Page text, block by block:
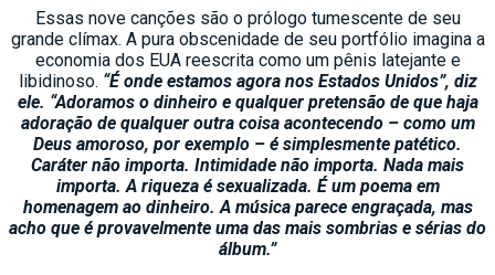
Essas nove canções são o prólogo tumescente de seu
grande clímax. A pura obscenidade de seu portfólio imagina a
economia dos EUA reescrita como um pênis latejante e
libidinoso. “É onde estamos agora nos Estados Unidos”, diz
ele. “Adoramos o dinheiro e qualquer pretensão de que haja
adoração de qualquer outra coisa acontecendo – como um
Deus amoroso, por exemplo – é simplesmente patético.
Caráter não importa. Intimidade não importa. Nada mais
importa. A riqueza é sexualizada. É um poema em
homenagem ao dinheiro. A música parece engraçada, mas
acho que é provavelmente uma das mais sombrias e sérias do
álbum.”